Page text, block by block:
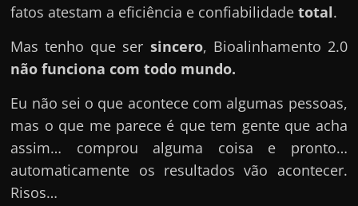
fatos atestam a eficiência e confiabilidadetotal.
Mas tenho que ser sincero, Bioalinhamento 2.0
não funciona com todo mundo.
Eu não sei o que acontece com algumas pessoas,
mas o que me parece é que tem gente que acha
assim… comprou alguma coisa e pronto…
automaticamente os resultados vão acontecer.
Risos…